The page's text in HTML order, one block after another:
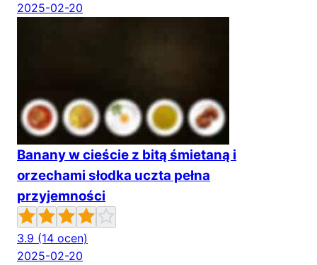
2025-02-20
Banany w cieście z bitą śmietaną i
orzechami słodka uczta pełna
przyjemności
3.9 (14 ocen)
2025-02-20